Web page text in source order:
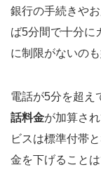
銀行の手続きや
ば5分間で十分に
に制限がないの
電話が5分を超え
話料金が加算さ
ビスは標準付帯
金を下げることは